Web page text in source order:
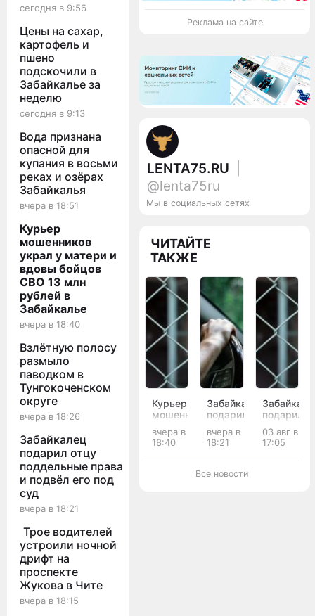
сегодня в 9:56
Цены на сахар,
картофель и
пшено
подскочили в
Забайкалье за
неделю
сегодня в 9:13
Вода признана
опасной для
купания в восьми
реках и озёрах
Забайкалья
вчера в 18:51
Курьер
мошенников
украл у матери и
вдовы бойцов
СВО 13 млн
рублей в
Забайкалье
вчера в 18:40
Взлётную полосу
размыло
паводком в
Тунгокоченском
округе
вчера в 18:26
Забайкалец
подарил отцу
поддельные права
и подвёл его под
суд
вчера в 18:21
Трое водителей
устроили ночной
дрифт на
проспекте
Жукова в Чите
вчера в 18:15
Реклама на сайте
LENTA75.RU
@lenta75ru
Мы в социальных сетях
ЧИТАЙТЕ
ТАКЖЕ
Курьер
мошенников
у
матери
и
вчера в
18:40
Забайкалец
подарил
поддельные
права
и
подвёл
вчера в
18:21
подарил
наркотики
и
получил
03 авг в
17:05
Все новости